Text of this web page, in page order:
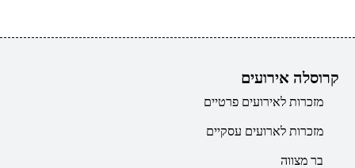
קרוסלה אירועים
מזכרות לאירועים פרטיים
מזכרות לארועים עסקיים
בר מצווה